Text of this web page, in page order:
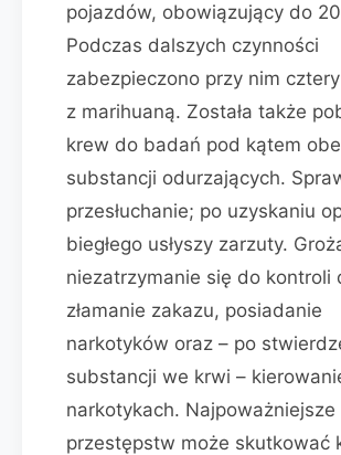
pojazdów, obowiązujący do
Podczas dalszych czynności
zabezpieczono przy nim
z marihuaną. Została także
krew do badań pod kątem
substancji odurzających.
przesłuchanie; po uzyskaniu
biegłego usłyszy zarzuty.
niezatrzymanie się do kontroli
złamanie zakazu, posiadanie
narkotyków oraz – po
substancji we krwi –
narkotykach. Najpoważniejsze
przestępstw może skutkować